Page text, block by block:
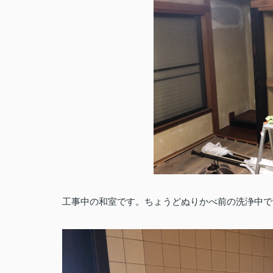
工事中の和室です。ちょうどぬりかべ前の洗浄中